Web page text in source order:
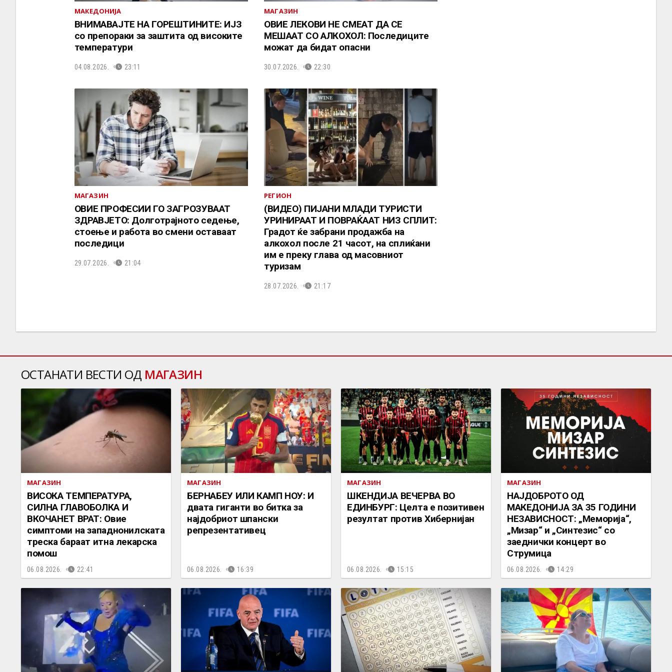
МАКЕДОНИЈА
ВНИМАВАЈТЕ НА ГОРЕШТИНИТЕ: ИЈЗ
со препораки за заштита од високите
температури
04.08.2026. 23:11
МАГАЗИН
ОВИЕ ЛЕКОВИ НЕ СМЕАТ ДА СЕ
МЕШААТ СО АЛКОХОЛ: Последиците
можат да бидат опасни
30.07.2026. 22:30
МАГАЗИН
ОВИЕ ПРОФЕСИИ ГО ЗАГРОЗУВААТ
ЗДРАВЈЕТО: Долготрајното седење,
стоење и работа во смени оставаат
последици
29.07.2026. 21:04
РЕГИОН
(ВИДЕО) ПИЈАНИ МЛАДИ ТУРИСТИ
УРИНИРААТ И ПОВРАЌААТ НИЗ СПЛИТ:
Градот ќе забрани продажба на
алкохол после 21 часот, на сплиќани
им е преку глава од масовниот
туризам
28.07.2026. 21:17
ОСТАНАТИ ВЕСТИ ОД МАГАЗИН
МАГАЗИН
ВИСОКА ТЕМПЕРАТУРА,
СИЛНА ГЛАВОБОЛКА И
ВКОЧАНЕТ ВРАТ: Овие
симптоми на западнонилската
треска бараат итна лекарска
помош
06.08.2026. 22:41
МАГАЗИН
БЕРНАБЕУ ИЛИ КАМП НОУ: И
двата гиганти во битка за
најдобриот шпански
репрезентативец
06.08.2026. 16:39
МАГАЗИН
ШКЕНДИЈА ВЕЧЕРВА ВО
ЕДИНБУРГ: Целта е позитивен
резултат против Хибернијан
06.08.2026. 15:15
МАГАЗИН
НАЈДОБРОТО ОД
МАКЕДОНИЈА ЗА 35 ГОДИНИ
НЕЗАВИСНОСТ: „Меморија“,
„Мизар“ и „Синтезис“ со
заеднички концерт во
Струмица
06.08.2026. 14:29